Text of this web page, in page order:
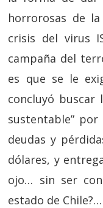
horrorosas de
crisis del virus
campaña del
es que se le
concluyó buscar
sustentable”
deudas y
dólares, y
ojo… sin ser
estado de